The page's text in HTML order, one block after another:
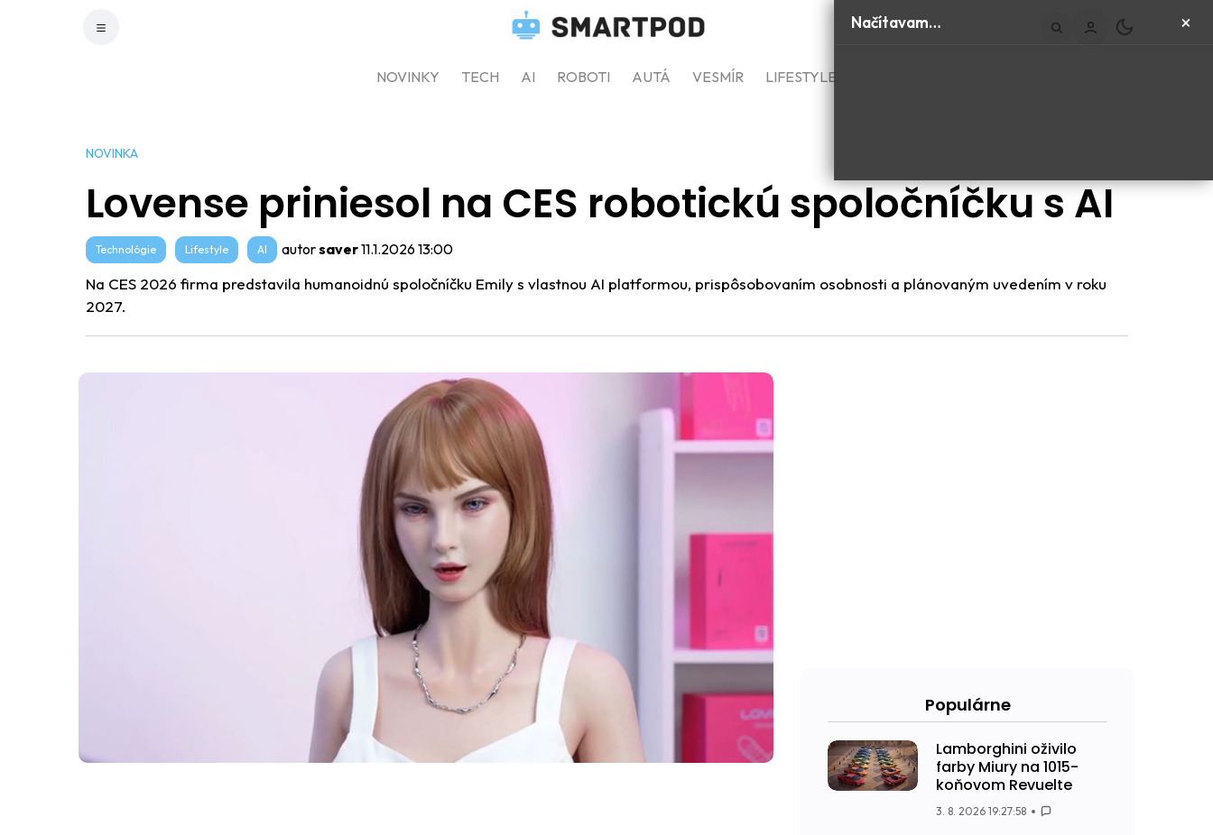
Načítavam… ×
NOVINKY TECH AI ROBOTI AUTÁ VESMÍR LIFESTYLE
NOVINKA
Lovense priniesol na CES robotickú spoločníčku s AI
Technológie Lifestyle AI autorsaver11.1.2026 13:00
Na CES 2026 firma predstavila humanoidnú spoločníčku Emily s vlastnou AI platformou, prispôsobovaním osobnosti a plánovaným uvedením v roku
2027.
Populárne
Lamborghini oživilo
farby Miury na 1015-
koňovom Revuelte
3. 8. 2026 19:27:58